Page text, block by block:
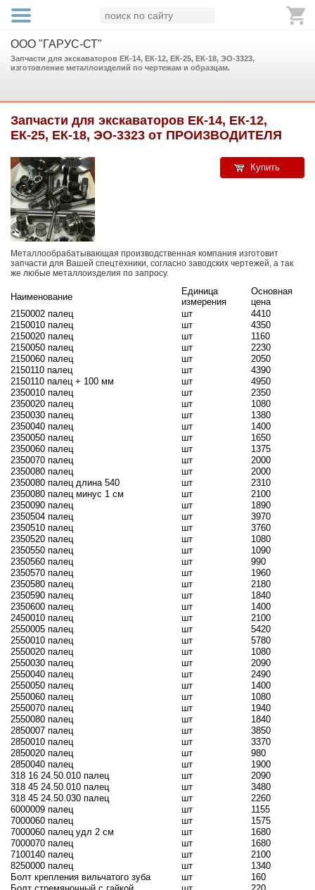
ООО "ГАРУС-СТ"
Запчасти для экскаваторов ЕК-14, ЕК-12, ЕК-25, ЕК-18, ЭО-3323,
изготовление металлоизделий по чертежам и образцам.
Запчасти для экскаваторов ЕК-14, ЕК-12,
ЕК-25, ЕК-18, ЭО-3323 от ПРОИЗВОДИТЕЛЯ
Купить
Металлообрабатывающая производственная компания изготовит
запчасти для Вашей спецтехники, согласно заводских чертежей, а так
же любые металлоизделия по запросу.
Наименование
Единица
измерения
Основная
цена
2150002 палец
шт
4410
2150010 палец
шт
4350
2150020 палец
шт
1160
2150050 палец
шт
2230
2150060 палец
шт
2050
2150110 палец
шт
4390
2150110 палец + 100 мм
шт
4950
2350010 палец
шт
2350
2350020 палец
шт
1080
2350030 палец
шт
1380
2350040 палец
шт
1400
2350050 палец
шт
1650
2350060 палец
шт
1375
2350070 палец
шт
2000
2350080 палец
шт
2000
2350080 палец длина 540
шт
2310
2350080 палец минус 1 см
шт
2100
2350090 палец
шт
1890
2350504 палец
шт
3970
2350510 палец
шт
3760
2350520 палец
шт
1080
2350550 палец
шт
1090
2350560 палец
шт
990
2350570 палец
шт
1960
2350580 палец
шт
2180
2350590 палец
шт
1840
2350600 палец
шт
1400
2450010 палец
шт
2100
2550005 палец
шт
5420
2550010 палец
шт
5780
2550020 палец
шт
1080
2550030 палец
шт
2090
2550040 палец
шт
2490
2550050 палец
шт
1400
2550060 палец
шт
1080
2550070 палец
шт
1940
2550080 палец
шт
1840
2850007 палец
шт
3850
2850010 палец
шт
3370
2850020 палец
шт
980
2850040 палец
шт
1900
318 16 24.50.010 палец
шт
2090
318 45 24.50.010 палец
шт
3480
318 45 24.50.030 палец
шт
2260
6000009 палец
шт
1155
7000060 палец
шт
1575
7000060 палец удл 2 см
шт
1680
7000070 палец
шт
1680
7100140 палец
шт
2100
8250000 палец
шт
1340
Болт крепления вильчатого зуба
шт
160